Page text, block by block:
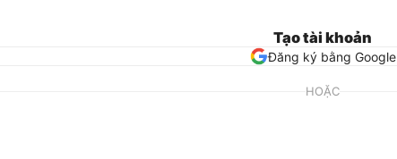
Tạo tài khoản
Đăng ký bằng Google
HOẶC